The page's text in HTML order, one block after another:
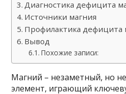
Диагностика дефицита
Источники магния
Профилактика дефицита
Вывод
Похожие записи:
Магний – незаметный, но
элемент, играющий